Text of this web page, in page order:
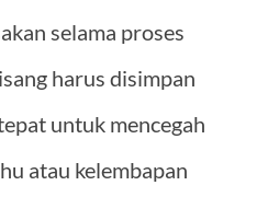
selama proses
harus disimpan
untuk mencegah
atau kelembapan